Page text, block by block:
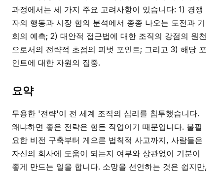
과정에서는 세 가지 주요 고려사항이 있습니다: 1) 경쟁
자의 행동과 시장 힘의 분석에서 종종 나오는 도전과 기
회의 예측; 2) 대안적 접근법에 대한 조직의 강점의 원천
으로서의 전략적 초점의 피벗 포인트; 그리고 3) 해당 포
인트에 대한 자원의 집중.
요약
무용한 '전략'이 전 세계 조직의 심리를 침투했습니다.
왜냐하면 좋은 전략은 힘든 작업이기 때문입니다. 불필
요한 비전 구축부터 게으른 법칙적 사고까지, 사람들은
자신의 회사에 도움이 되는지 여부와 상관없이 기분이
좋게 만드는 일을 합니다. 소망을 선언하는 것은 쉽지만,